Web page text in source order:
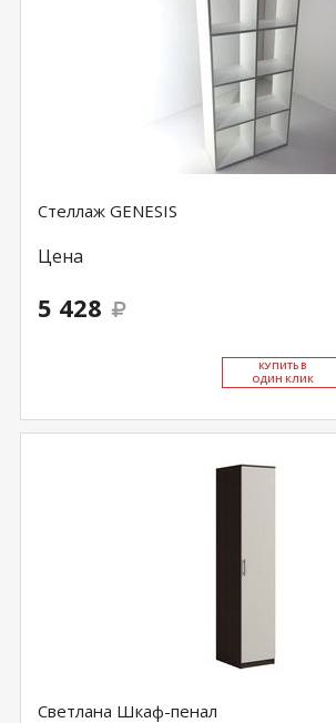
Стеллаж GENESIS
Цена
5 428
КУ­ПИТЬ В
ОДИН КЛИК
Светлана Шкаф-пенал